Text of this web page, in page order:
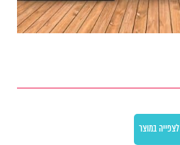
לצפייה במוצר